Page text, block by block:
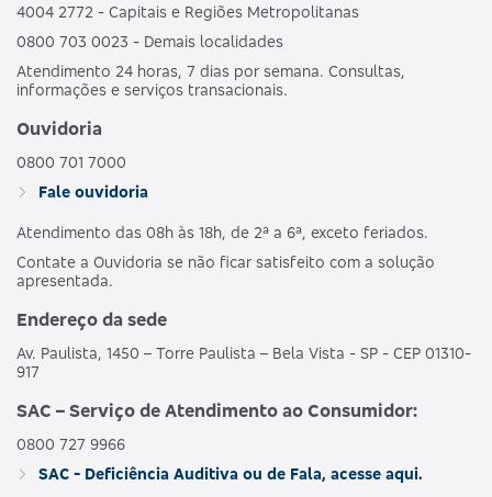
4004 2772 - Capitais e Regiões Metropolitanas
0800 703 0023 - Demais localidades
Atendimento 24 horas, 7 dias por semana. Consultas,
informações e serviços transacionais.
Ouvidoria
0800 701 7000
Fale ouvidoria
Atendimento das 08h às 18h, de 2ª a 6ª, exceto feriados.
Contate a Ouvidoria se não ficar satisfeito com a solução
apresentada.
Endereço da sede
Av. Paulista, 1450 – Torre Paulista – Bela Vista - SP - CEP 01310-
917
SAC – Serviço de Atendimento ao Consumidor:
0800 727 9966
SAC - Deficiência Auditiva ou de Fala, acesse aqui.